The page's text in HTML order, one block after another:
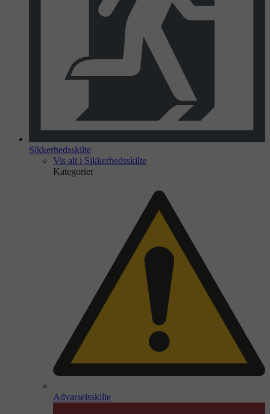
Sikkerhedsskilte
Vis alt i Sikkerhedsskilte
Kategorier
Advarselsskilte